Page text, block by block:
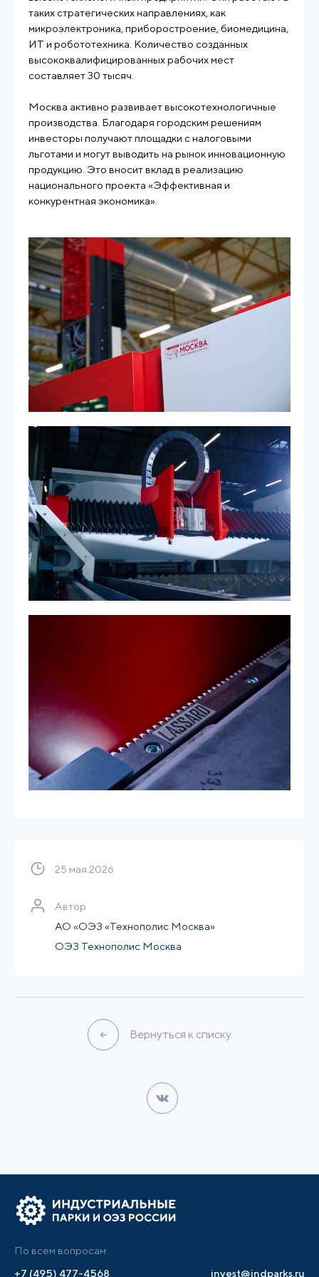
таких стратегических направлениях, как
микроэлектроника, приборостроение, биомедицина,
ИТ и робототехника. Количество созданных
высококвалифицированных рабочих мест
составляет 30 тысяч.
Москва активно развивает высокотехнологичные
производства. Благодаря городским решениям
инвесторы получают площадки с налоговыми
льготами и могут выводить на рынок инновационную
продукцию. Это вносит вклад в реализацию
национального проекта «Эффективная и
конкурентная экономика».
25 мая 2026
Автор
АО «ОЭЗ «Технополис Москва»
ОЭЗ Технополис Москва
Вернуться к списку
По всем вопросам:
+7 (495) 477-4568
invest@indparks.ru